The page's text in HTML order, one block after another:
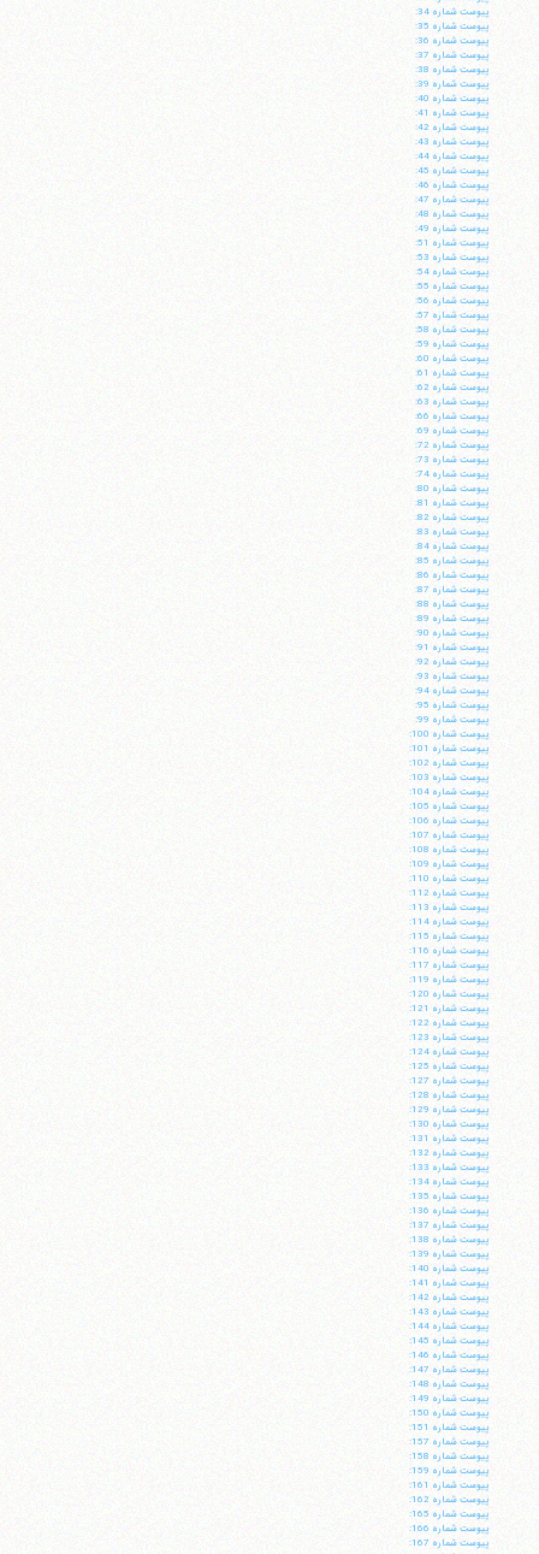
پيوست شماره 34:
پيوست شماره 35:
پيوست شماره 36:
پيوست شماره 37:
پيوست شماره 38:
پيوست شماره 39:
پيوست شماره 40:
پيوست شماره 41:
پيوست شماره 42:
پيوست شماره 43:
پيوست شماره 44:
پيوست شماره 45:
پيوست شماره 46:
پيوست شماره 47:
پيوست شماره 48:
پيوست شماره 49:
پيوست شماره 51:
پيوست شماره 53:
پيوست شماره 54:
پيوست شماره 55:
پيوست شماره 56:
پيوست شماره 57:
پيوست شماره 58:
پيوست شماره 59:
پيوست شماره 60:
پيوست شماره 61:
پيوست شماره 62:
پيوست شماره 63:
پيوست شماره 66:
پيوست شماره 69:
پيوست شماره 72:
پيوست شماره 73:
پيوست شماره 74:
پيوست شماره 80:
پيوست شماره 81:
پيوست شماره 82:
پيوست شماره 83:
پيوست شماره 84:
پيوست شماره 85:
پيوست شماره 86:
پيوست شماره 87:
پيوست شماره 88:
پيوست شماره 89:
پيوست شماره 90:
پيوست شماره 91:
پيوست شماره 92:
پيوست شماره 93:
پيوست شماره 94:
پيوست شماره 95:
پيوست شماره 99:
پيوست شماره 100:
پيوست شماره 101:
پيوست شماره 102:
پيوست شماره 103:
پيوست شماره 104:
پيوست شماره 105:
پيوست شماره 106:
پيوست شماره 107:
پيوست شماره 108:
پيوست شماره 109:
پيوست شماره 110:
پيوست شماره 112:
پيوست شماره 113:
پيوست شماره 114:
پيوست شماره 115:
پيوست شماره 116:
پيوست شماره 117:
پيوست شماره 119:
پيوست شماره 120:
پيوست شماره 121:
پيوست شماره 122:
پيوست شماره 123:
پيوست شماره 124:
پيوست شماره 125:
پيوست شماره 127:
پيوست شماره 128:
پيوست شماره 129:
پيوست شماره 130:
پيوست شماره 131:
پيوست شماره 132:
پيوست شماره 133:
پيوست شماره 134:
پيوست شماره 135:
پيوست شماره 136:
پيوست شماره 137:
پيوست شماره 138:
پيوست شماره 139:
پيوست شماره 140:
پيوست شماره 141:
پيوست شماره 142:
پيوست شماره 143:
پيوست شماره 144:
پيوست شماره 145:
پيوست شماره 146:
پيوست شماره 147:
پيوست شماره 148:
پيوست شماره 149:
پيوست شماره 150:
پيوست شماره 151:
پيوست شماره 157:
پيوست شماره 158:
پيوست شماره 159:
پيوست شماره 161:
پيوست شماره 162:
پيوست شماره 165:
پيوست شماره 166:
پيوست شماره 167: